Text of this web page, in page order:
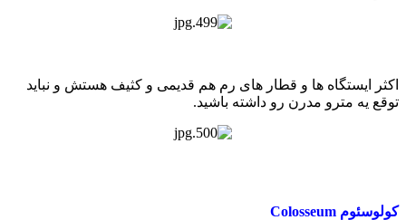
اکثر ایستگاه ها و قطار های رم هم قدیمی و کثیف هستش و نباید
توقع یه مترو مدرن رو داشته باشید.
کولوسئوم Colosseum